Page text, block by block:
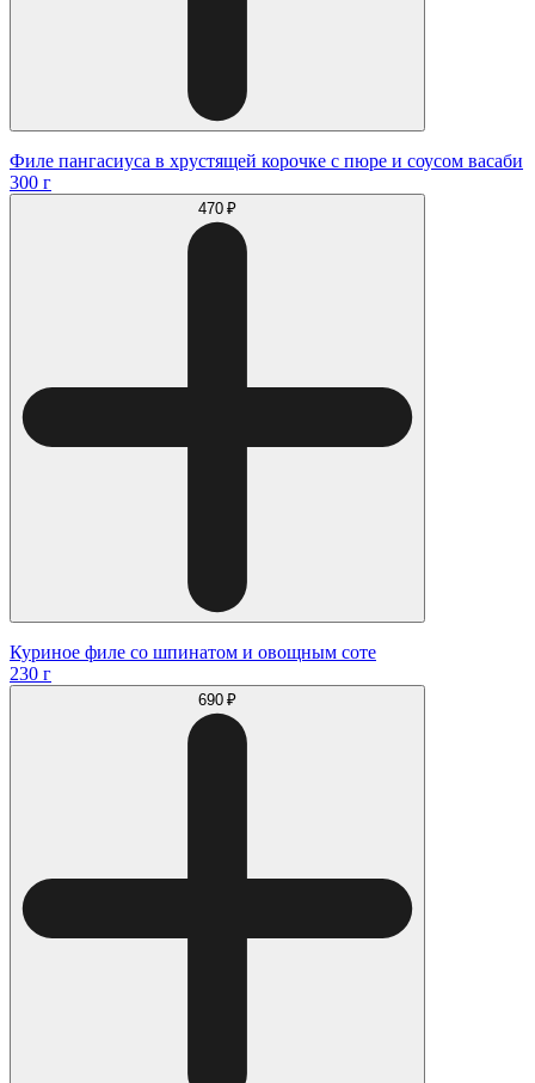
Филе пангасиуса в хрустящей корочке с пюре и соусом васаби
300 г
470 ₽
Куриное филе со шпинатом и овощным соте
230 г
690 ₽